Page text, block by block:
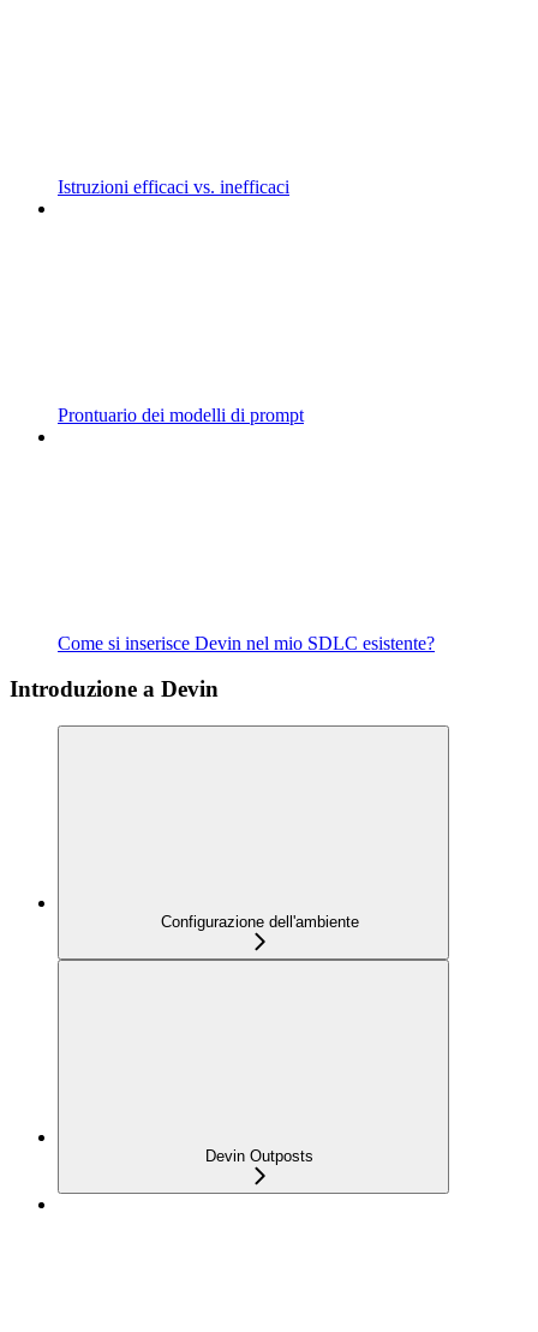
Istruzioni efficaci vs. inefficaci
Prontuario dei modelli di prompt
Come si inserisce Devin nel mio SDLC esistente?
Introduzione a Devin
Configurazione dell'ambiente
Devin Outposts